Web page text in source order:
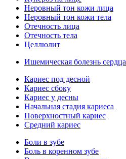
Неровный тон кожи лица
Неровный тон кожи тела
Отечность лица
Отечность тела
Целлюлит
Ишемическая болезнь сердца
Кариес под десной
Кариес сбоку
Кариес у десны
Начальная стадия кариеса
Поверхностный кариес
Средний кариес
Боли в зубе
Боль в коренном зубе